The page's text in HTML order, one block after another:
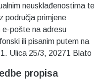
neusklađenostima te
područja primjene
e-pošte na adresu
ili pisanim putem na
Ulica 25/3, 20271 Blato
propisa